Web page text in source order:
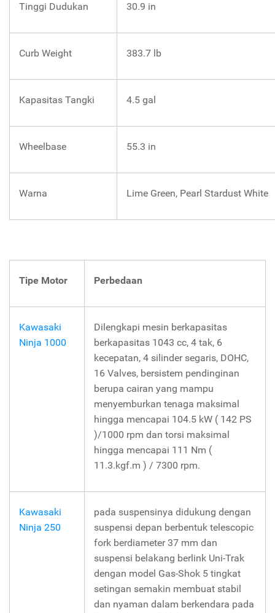
Tinggi Dudukan 30.9 in
Curb Weight 383.7 lb
Kapasitas Tangki 4.5 gal
Wheelbase 55.3 in
Warna Lime Green, Pearl Stardust White
Tipe Motor Perbedaan
Kawasaki
Ninja 1000
Dilengkapi mesin berkapasitas
berkapasitas 1043 cc, 4 tak, 6
kecepatan, 4 silinder segaris, DOHC,
16 Valves, bersistem pendinginan
berupa cairan yang mampu
menyemburkan tenaga maksimal
hingga mencapai 104.5 kW ( 142 PS
)/1000 rpm dan torsi maksimal
hingga mencapai 111 Nm (
11.3.kgf.m ) / 7300 rpm.
Kawasaki
Ninja 250
pada suspensinya didukung dengan
suspensi depan berbentuk telescopic
fork berdiameter 37 mm dan
suspensi belakang berlink Uni-Trak
dengan model Gas-Shok 5 tingkat
setingan semakin membuat stabil
dan nyaman dalam berkendara pada